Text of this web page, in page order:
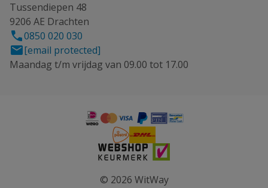
Tussendiepen 48
9206 AE Drachten
0850 020 030
[email protected]
Maandag t/m vrijdag van 09.00 tot 17.00
© 2026 WitWay